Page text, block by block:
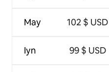
May
Iyn
102 $ USD
99 $ USD